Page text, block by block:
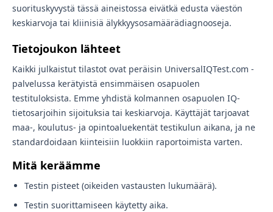
suorituskyvystä tässä aineistossa eivätkä edusta väestön
keskiarvoja tai kliinisiä älykkyysosamäärädiagnooseja.
Tietojoukon lähteet
Kaikki julkaistut tilastot ovat peräisin UniversalIQTest.com -
palvelussa kerätyistä ensimmäisen osapuolen
testituloksista. Emme yhdistä kolmannen osapuolen IQ-
tietosarjoihin sijoituksia tai keskiarvoja. Käyttäjät tarjoavat
maa-, koulutus- ja opintoaluekentät testikulun aikana, ja ne
standardoidaan kiinteisiin luokkiin raportoimista varten.
Mitä keräämme
Testin pisteet (oikeiden vastausten lukumäärä).
Testin suorittamiseen käytetty aika.